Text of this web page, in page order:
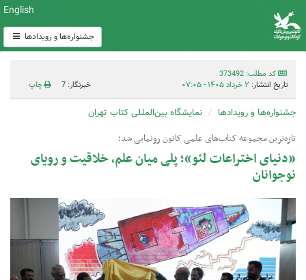
English
جشنواره‌ها و رویدادها
کد مطلب: 373492
تاریخ انتشار: ۲ خرداد ۱۴۰۵ - ۰۷:۰۵ خبرنگار: 7 چاپ
جشنواره‌ها و رویدادها نمایشگاه بین‌المللی کتاب تهران
تازه‌ترین مجموعه کتاب‌های علمی کانون رونمایی شد؛
«دنیای اختراعات لئو»؛ پلی میان علم، خلاقیت و رویای
نوجوانان